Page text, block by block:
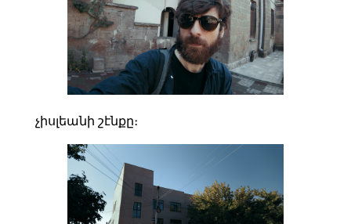
չիսլեանի շէնքը։